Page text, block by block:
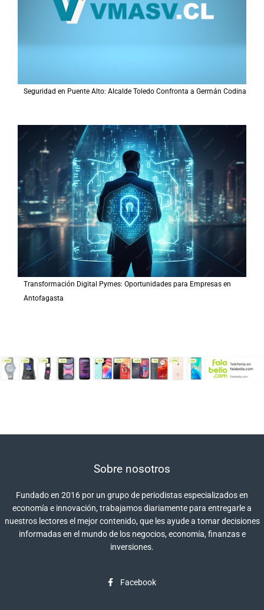
Seguridad en Puente Alto: Alcalde Toledo Confronta a Germán Codina
Transformación Digital Pymes: Oportunidades para Empresas en
Antofagasta
Sobre nosotros
Fundado en 2016 por un grupo de periodistas especializados en
economía e innovación, trabajamos diariamente para entregarle a
nuestros lectores el mejor contenido, que les ayude a tomar decisiones
informadas en el mundo de los negocios, economía, finanzas e
inversiones.
Facebook